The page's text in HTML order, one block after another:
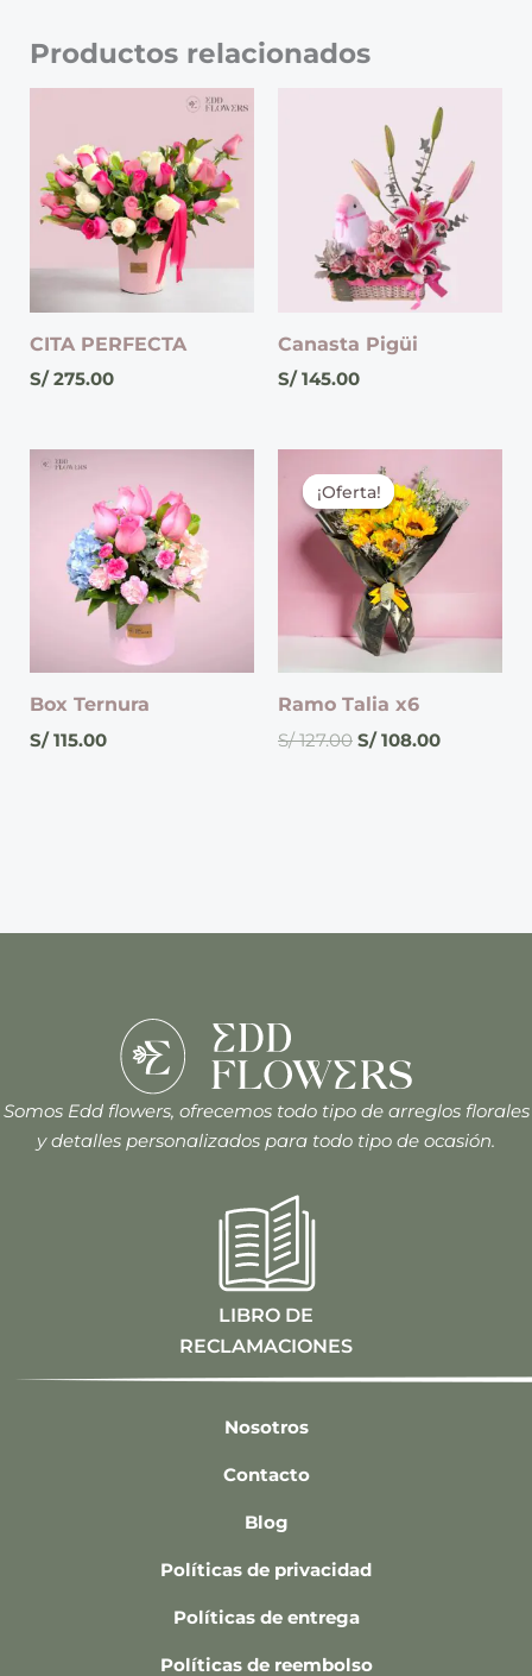
Productos relacionados
CITA PERFECTA
S/275.00
Canasta Pigüi
S/145.00
Box Ternura
S/115.00
¡Oferta!
¡Oferta!
Ramo Talia x6
S/127.00
precio
original
era:
S/ 127.00.
S/108.00
actual
es:
S/ 108.00.
Somos Edd flowers, ofrecemos todo tipo de arreglos florales
y detalles personalizados para todo tipo de ocasión.
LIBRO DE
RECLAMACIONES
Nosotros
Contacto
Blog
Políticas de privacidad
Políticas de entrega
Políticas de reembolso